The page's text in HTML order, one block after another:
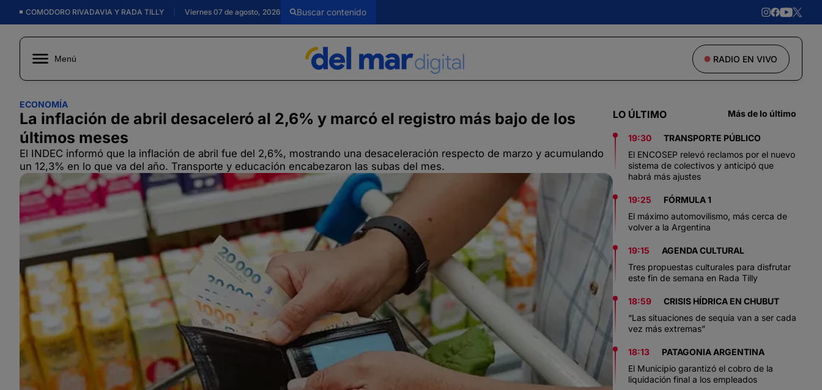
COMODORO RIVADAVIA Y RADA TILLY Viernes 07 de agosto, 2026
Menú RADIO EN VIVO
ECONOMÍA
La inflación de abril desaceleró al 2,6% y marcó el registro más bajo de los
últimos meses
El INDEC informó que la inflación de abril fue del 2,6%, mostrando una desaceleración respecto de marzo y acumulando
un 12,3% en lo que va del año. Transporte y educación encabezaron las subas del mes.
LO ÚLTIMO Más de lo último
19:30
TRANSPORTE PÚBLICO
El ENCOSEP relevó reclamos por el nuevo
sistema de colectivos y anticipó que
habrá más ajustes
19:25
FÓRMULA 1
El máximo automovilismo, más cerca de
volver a la Argentina
19:15
AGENDA CULTURAL
Tres propuestas culturales para disfrutar
este fin de semana en Rada Tilly
18:59
CRISIS HÍDRICA EN CHUBUT
“Las situaciones de sequía van a ser cada
vez más extremas”
18:13
PATAGONIA ARGENTINA
El Municipio garantizó el cobro de la
liquidación final a los empleados